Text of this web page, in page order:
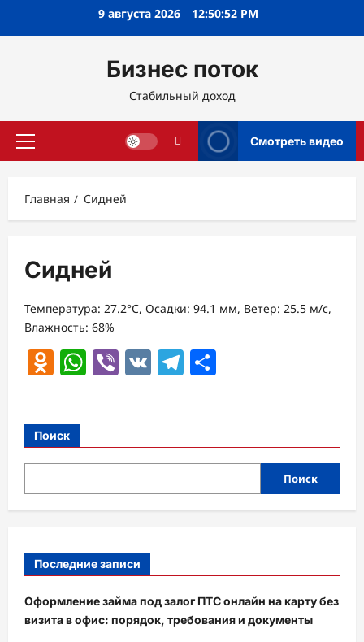
9 августа 2026 12:50:53 PM
Бизнес поток
Стабильный доход
Основное
Смотреть видео
Главная Сидней
Сидней
Температура: 27.2°C, Осадки: 94.1 мм, Ветер: 25.5 м/с,
Влажность: 68%
Odnoklassniki
WhatsApp
Viber
VK Telegram
Поиск
Поиск
Последние записи
Оформление займа под залог ПТС онлайн на карту без
визита в офис: порядок, требования и документы